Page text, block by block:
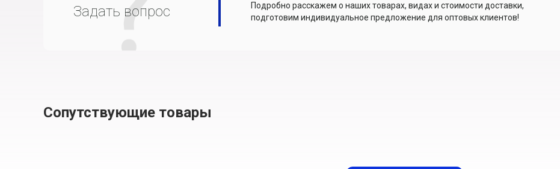
Задать вопрос
Подробно расскажем о наших товарах, видах и стоимости доставки,
подготовим индивидуальное предложение для оптовых клиентов!
Сопутствующие товары